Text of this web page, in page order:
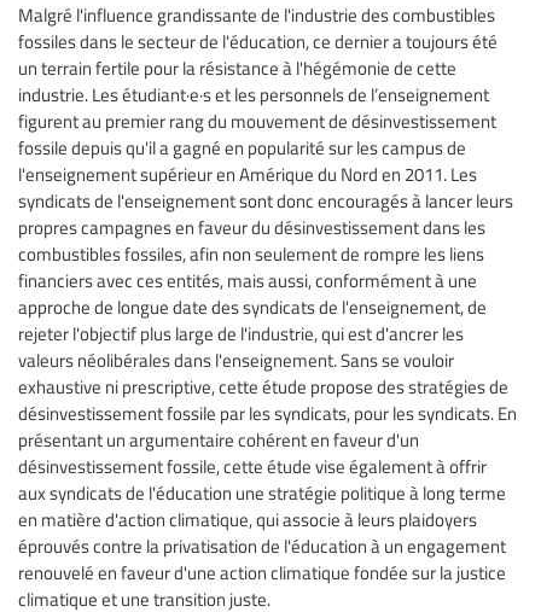
Malgré l'influence grandissante de l'industrie des combustibles
fossiles dans le secteur de l'éducation, ce dernier a toujours été
un terrain fertile pour la résistance à l'hégémonie de cette
industrie. Les étudiant·e·s et les personnels de l’enseignement
figurent au premier rang du mouvement de désinvestissement
fossile depuis qu'il a gagné en popularité sur les campus de
l'enseignement supérieur en Amérique du Nord en 2011. Les
syndicats de l'enseignement sont donc encouragés à lancer leurs
propres campagnes en faveur du désinvestissement dans les
combustibles fossiles, afin non seulement de rompre les liens
financiers avec ces entités, mais aussi, conformément à une
approche de longue date des syndicats de l'enseignement, de
rejeter l'objectif plus large de l'industrie, qui est d'ancrer les
valeurs néolibérales dans l'enseignement. Sans se vouloir
exhaustive ni prescriptive, cette étude propose des stratégies de
désinvestissement fossile par les syndicats, pour les syndicats. En
présentant un argumentaire cohérent en faveur d'un
désinvestissement fossile, cette étude vise également à offrir
aux syndicats de l'éducation une stratégie politique à long terme
en matière d'action climatique, qui associe à leurs plaidoyers
éprouvés contre la privatisation de l'éducation à un engagement
renouvelé en faveur d'une action climatique fondée sur la justice
climatique et une transition juste.